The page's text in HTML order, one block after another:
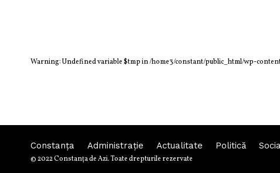
Warning: Undefined variable $tmp in/home3/constant/public_html/wp-
Constanța Administraţie Actualitate Politică
© 2022 Constanţa de Azi. Toate drepturile rezervate